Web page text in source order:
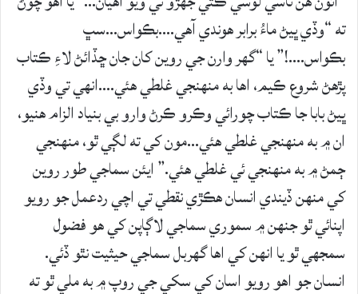
ته “وڏي ڀيڻ ماءُ برابر هوندي آهي….بڪواس…سڀ
بڪواس….!” يا “گهر وارن جي روين کان جان ڇڏائڻ لاءِ ڪتاب
پڙهڻ شروع ڪيم، اها به منهنجي غلطي هئي….انهي تي وڏي
ڀيڻ بابا جا ڪتاب چورائي وڪرو ڪرڻ وارو بي بنياد الزام هنيو،
ان ۾ به منهنجي غلطي هئي…مون کي ته لڳي ٿو، منهنجي
ڄمڻ ۾ به منهنجي ئي غلطي هئي.” ايئن سماجي طور روين
کي منهن ڏيندي انسان هڪڙي نقطي تي اچي ردعمل جو رويو
اپنائي ٿو جنهن ۾ سموري سماجي لاڳاپن کي هو فضول
سمجهي ٿو يا انهن کي اها گهربل سماجي حيثيت نٿو ڏئي.
انسان جو اهو رويو اسان کي سکي جي روپ ۾ به ملي ٿو ته